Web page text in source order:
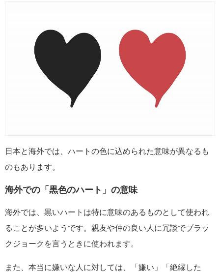
日本と海外では、ハートの色に込められた意味が異なるも
のもあります。
海外での「黒色のハート」の意味
海外では、黒いハートは特に意味のあるものとして使われ
ることが多いようです。親友や仲の良い人に冗談でブラッ
クジョークを言うときに使われます。
また、本当に嫌いな人に対しては、「嫌い」「絶縁した